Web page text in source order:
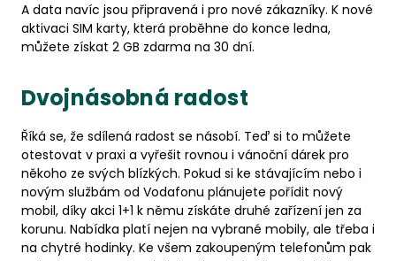
A data navíc jsou připravená i pro nové zákazníky. K nové
aktivaci SIM karty, která proběhne do konce ledna,
můžete získat 2 GB zdarma na 30 dní.
Dvojnásobná radost
Říká se, že sdílená radost se násobí. Teď si to můžete
otestovat v praxi a vyřešit rovnou i vánoční dárek pro
někoho ze svých blízkých. Pokud si ke stávajícím nebo i
novým službám od Vodafonu plánujete pořídit nový
mobil, díky akci 1+1 k němu získáte druhé zařízení jen za
korunu. Nabídka platí nejen na vybrané mobily, ale třeba i
na chytré hodinky. Ke všem zakoupeným telefonům pak